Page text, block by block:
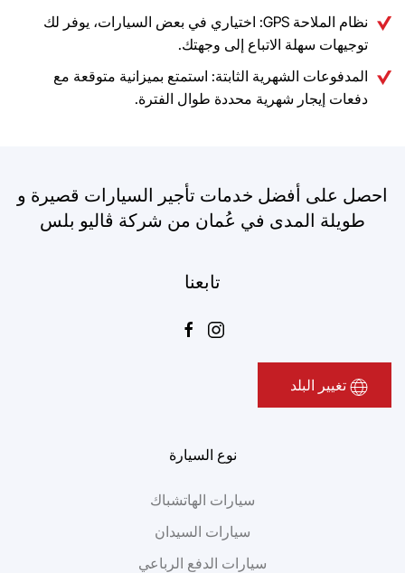
نظام الملاحة GPS: اختياري في بعض السيارات، يوفر لك
توجيهات سهلة الاتباع إلى وجهتك.
المدفوعات الشهرية الثابتة: استمتع بميزانية متوقعة مع
دفعات إيجار شهرية محددة طوال الفترة.
احصل على أفضل خدمات تأجير السيارات قصيرة و
طويلة المدى في عُمان من شركة ڤاليو بلس
تابعنا
تغيير البلد
نوع السيارة
سيارات الهاتشباك
سيارات السيدان
سيارات الدفع الرباعي